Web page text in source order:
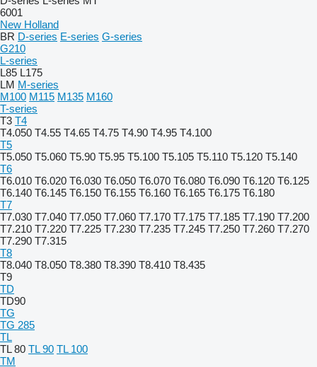
6001
New Holland
BR D-series E-series G-series
G210
L-series
L85 L175
LM M-series
M100 M115 M135 M160
T-series
T3 T4
T4.050 T4.55 T4.65 T4.75 T4.90 T4.95 T4.100
T5
T5.050 T5.060 T5.90 T5.95 T5.100 T5.105 T5.110 T5.120 T5.140
T6
T6.010 T6.020 T6.030 T6.050 T6.070 T6.080 T6.090 T6.120 T6.125
T6.140 T6.145 T6.150 T6.155 T6.160 T6.165 T6.175 T6.180
T7
T7.030 T7.040 T7.050 T7.060 T7.170 T7.175 T7.185 T7.190 T7.200
T7.210 T7.220 T7.225 T7.230 T7.235 T7.245 T7.250 T7.260 T7.270
T7.290 T7.315
T8
T8.040 T8.050 T8.380 T8.390 T8.410 T8.435
T9
TD
TD90
TG
TG 285
TL
TL 80 TL 90 TL 100
TM